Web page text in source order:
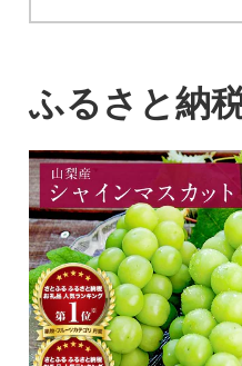
ふるさと納